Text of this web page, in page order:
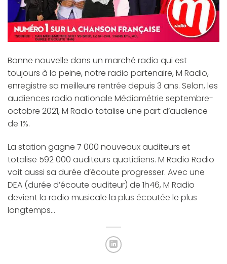
Bonne nouvelle dans un marché radio qui est
toujours à la peine, notre radio partenaire, M Radio,
enregistre sa meilleure rentrée depuis 3 ans. Selon, les
audiences radio nationale Médiamétrie septembre-
octobre 2021, M Radio totalise une part d’audience
de 1%.
La station gagne 7 000 nouveaux auditeurs et
totalise 592 000 auditeurs quotidiens. M Radio Radio
voit aussi sa durée d’écoute progresser. Avec une
DEA (durée d’écoute auditeur) de 1h46, M Radio
devient la radio musicale la plus écoutée le plus
longtemps…